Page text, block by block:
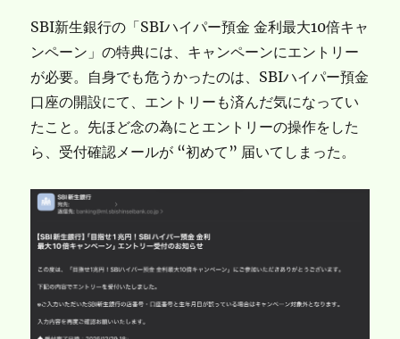
SBI新生銀行の「SBIハイパー預金 金利最大10倍キャ
ンペーン」の特典には、キャンペーンにエントリー
が必要。自身でも危うかったのは、SBIハイパー預金
口座の開設にて、エントリーも済んだ気になってい
たこと。先ほど念の為にとエントリーの操作をした
ら、受付確認メールが “初めて” 届いてしまった。